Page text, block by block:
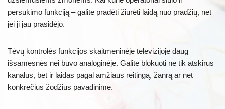
persukimo funkciją – galite pradėti žiūrėti laidą nuo pradžių, net
jei ji jau prasidėjo.
Tėvų kontrolės funkcijos skaitmeninėje televizijoje daug
išsamesnės nei buvo analoginėje. Galite blokuoti ne tik atskirus
kanalus, bet ir laidas pagal amžiaus reitingą, žanrą ar net
konkrečius žodžius pavadinime.